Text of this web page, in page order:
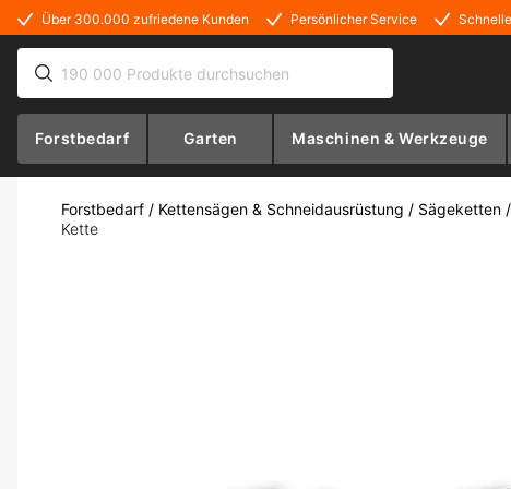
Über 300.000 zufriedene Kunden Persönlicher Service
Forstbedarf Garten Maschinen & Werkzeuge
Forstbedarf / Kettensägen & Schneidausrüstung / Sägeketten /
Kette